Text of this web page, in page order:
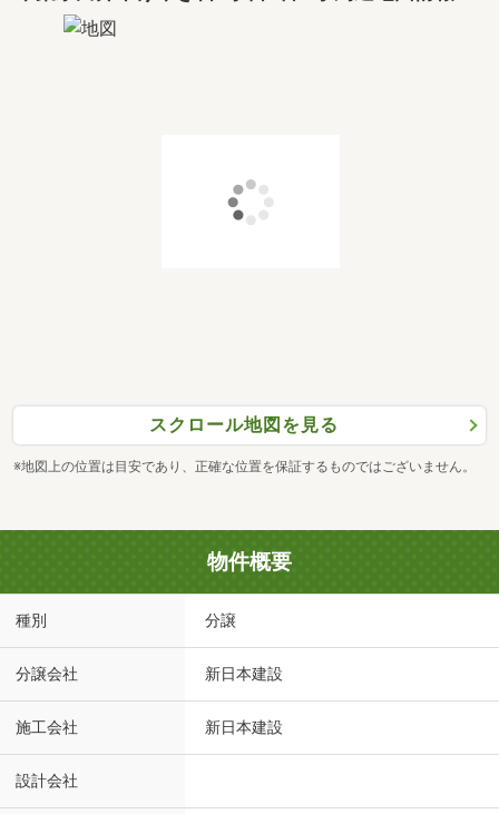
スクロール地図を見る
※地図上の位置は目安であり、正確な位置を保証するものではございません。
物件概要
種別 分譲
分譲会社 新日本建設
施工会社 新日本建設
設計会社